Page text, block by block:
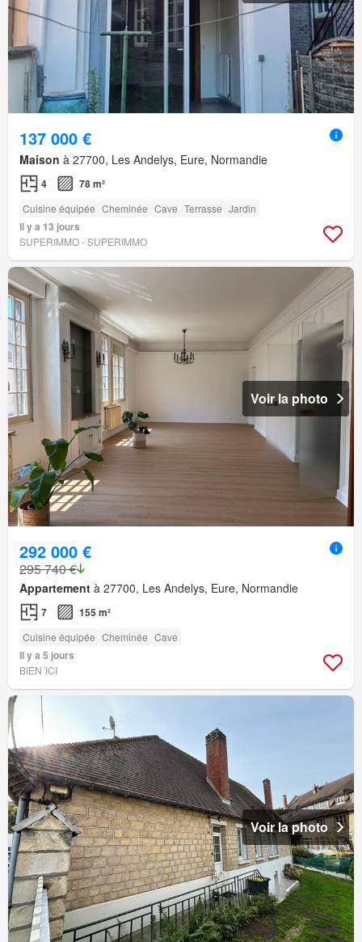
137 000 €
Maison à 27700, Les Andelys, Eure, Normandie
4 78 m²
Cuisine équipée Cheminée Cave Terrasse Jardin
Il y a 13 jours
SUPERIMMO - SUPERIMMO
Voir la photo
292 000 €
295 740 €
Appartement à 27700, Les Andelys, Eure, Normandie
7 155 m²
Cuisine équipée Cheminée Cave
Il y a 5 jours
BIEN´ICI
Voir la photo